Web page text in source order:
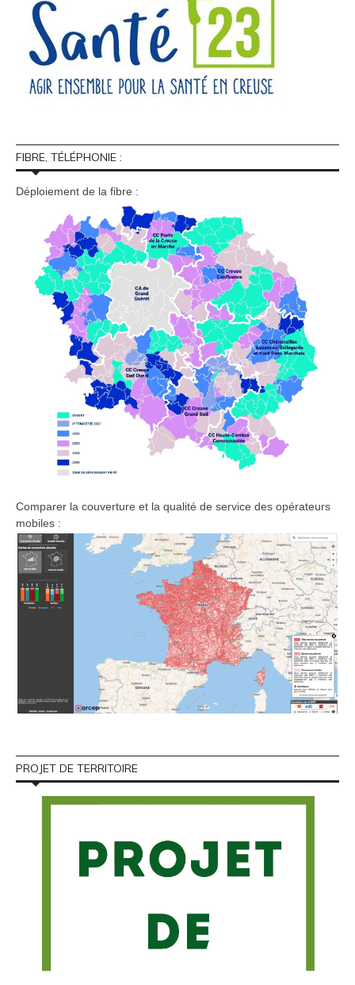
FIBRE, TÉLÉPHONIE :
Déploiement de la fibre :
Comparer la couverture et la qualité de service des opérateurs
mobiles :
PROJET DE TERRITOIRE